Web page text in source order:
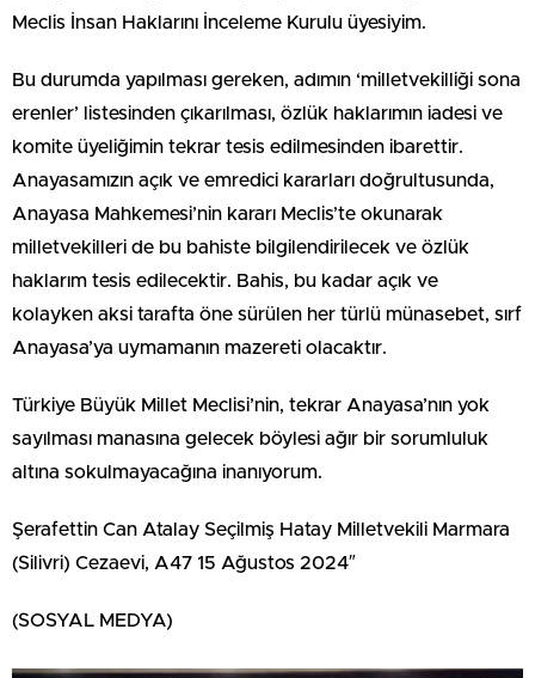
Meclis İnsan Haklarını İnceleme Kurulu üyesiyim.
Bu durumda yapılması gereken, adımın ‘milletvekilliği sona
erenler’ listesinden çıkarılması, özlük haklarımın iadesi ve
komite üyeliğimin tekrar tesis edilmesinden ibarettir.
Anayasamızın açık ve emredici kararları doğrultusunda,
Anayasa Mahkemesi’nin kararı Meclis’te okunarak
milletvekilleri de bu bahiste bilgilendirilecek ve özlük
haklarım tesis edilecektir. Bahis, bu kadar açık ve
kolayken aksi tarafta öne sürülen her türlü münasebet, sırf
Anayasa’ya uymamanın mazereti olacaktır.
Türkiye Büyük Millet Meclisi’nin, tekrar Anayasa’nın yok
sayılması manasına gelecek böylesi ağır bir sorumluluk
altına sokulmayacağına inanıyorum.
Şerafettin Can Atalay Seçilmiş Hatay Milletvekili Marmara
(Silivri) Cezaevi, A47 15 Ağustos 2024″
(SOSYAL MEDYA)